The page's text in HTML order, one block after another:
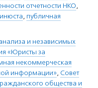
отчетности НКО,
, публичная
и независимых
«Юристы за
некоммерческая
информации», Совет
общества и